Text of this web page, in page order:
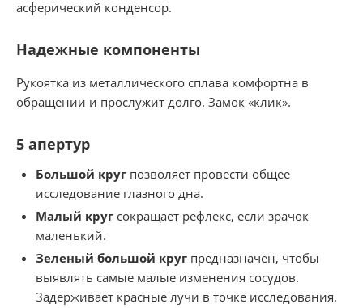
асферический конденсор.
Надежные компоненты
Рукоятка из металлического сплава комфортна в
обращении и прослужит долго. Замок «клик».
5 апертур
Большой круг позволяет провести общее
исследование глазного дна.
Малый круг сокращает рефлекс, если зрачок
маленький.
Зеленый большой круг предназначен, чтобы
выявлять самые малые изменения сосудов.
Задерживает красные лучи в точке исследования.